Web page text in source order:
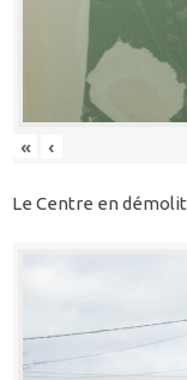
« ‹
Le Centre en